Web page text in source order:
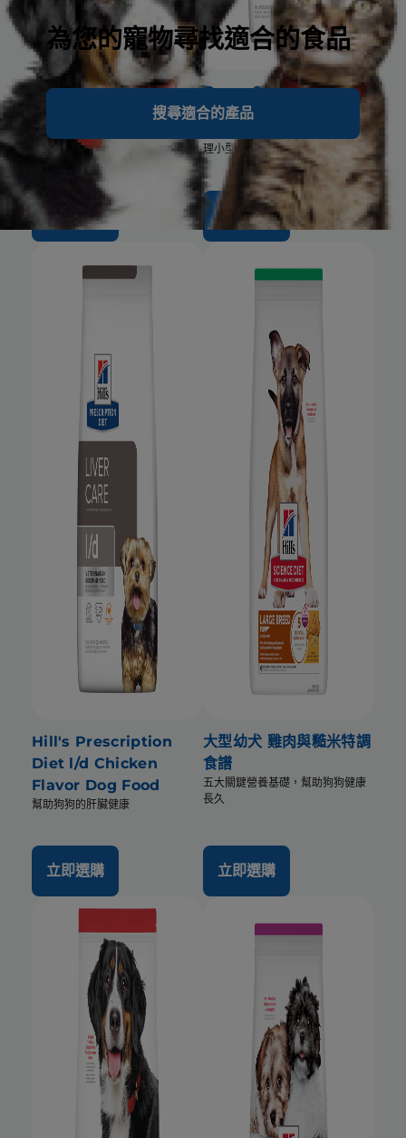
為您的寵物尋找適合的食品
搜尋適合的產品
幼犬 敏感胃腸與皮膚 鮭
美味、極易消化的溫和顧胃配方，
滋潤皮膚並促進毛髮亮麗
立即選購
Derm Complete 皮膚
全能照護 小顆粒
特別調製的臨床營養配方，幫助管
理小型犬的環境及食物敏感
立即選購
Hill's Prescription
Diet l/d Chicken
Flavor Dog Food
幫助狗狗的肝臟健康
立即選購
大型幼犬 雞肉與糙米特調
食譜
五大關鍵營養基礎，幫助狗狗健康
長久
立即選購